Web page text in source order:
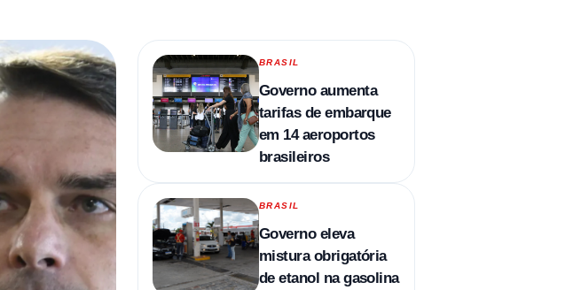
BRASIL
Governo aumenta
tarifas de embarque
em 14 aeroportos
brasileiros
BRASIL
Governo eleva
mistura obrigatória
de etanol na gasolina